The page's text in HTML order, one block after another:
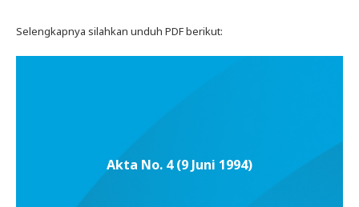
Selengkapnya silahkan unduh PDF berikut:
Akta No. 4 (9 Juni 1994)